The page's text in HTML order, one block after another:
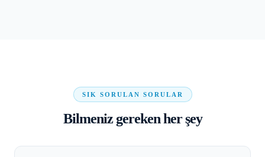
SIK SORULAN SORULAR
Bilmeniz gereken her şey